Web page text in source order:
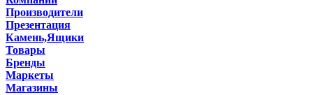
Производители
Презентация
Камень,Ящики
Товары
Бренды
Маркеты
Магазины